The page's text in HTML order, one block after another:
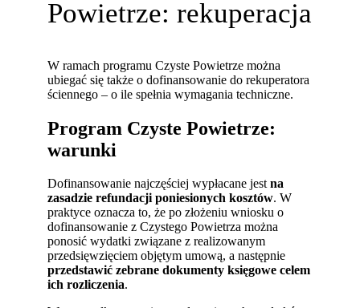
Powietrze: rekuperacja
W ramach programu Czyste Powietrze można
ubiegać się także o dofinansowanie do rekuperatora
ściennego – o ile spełnia wymagania techniczne.
Program Czyste Powietrze:
warunki
Dofinansowanie najczęściej wypłacane jestna
zasadzie refundacji poniesionych kosztów. W
praktyce oznacza to, że po złożeniu wniosku o
dofinansowanie z Czystego Powietrza można
ponosić wydatki związane z realizowanym
przedsięwzięciem objętym umową, a następnie
przedstawić zebrane dokumenty księgowe celem
ich rozliczenia.